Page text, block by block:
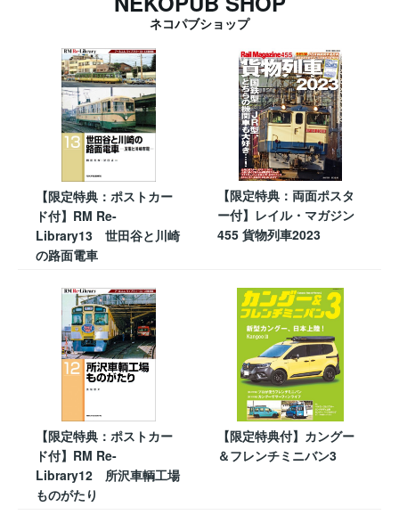
ネコパブショップ
【限定特典：ポストカー
ド付】RM Re-
Library13 世田谷と川崎
の路面電車
【限定特典：両面ポスタ
ー付】レイル・マガジン
455 貨物列車2023
【限定特典：ポストカー
ド付】RM Re-
Library12 所沢車輌工場
ものがたり
【限定特典付】カングー
＆フレンチミニバン3